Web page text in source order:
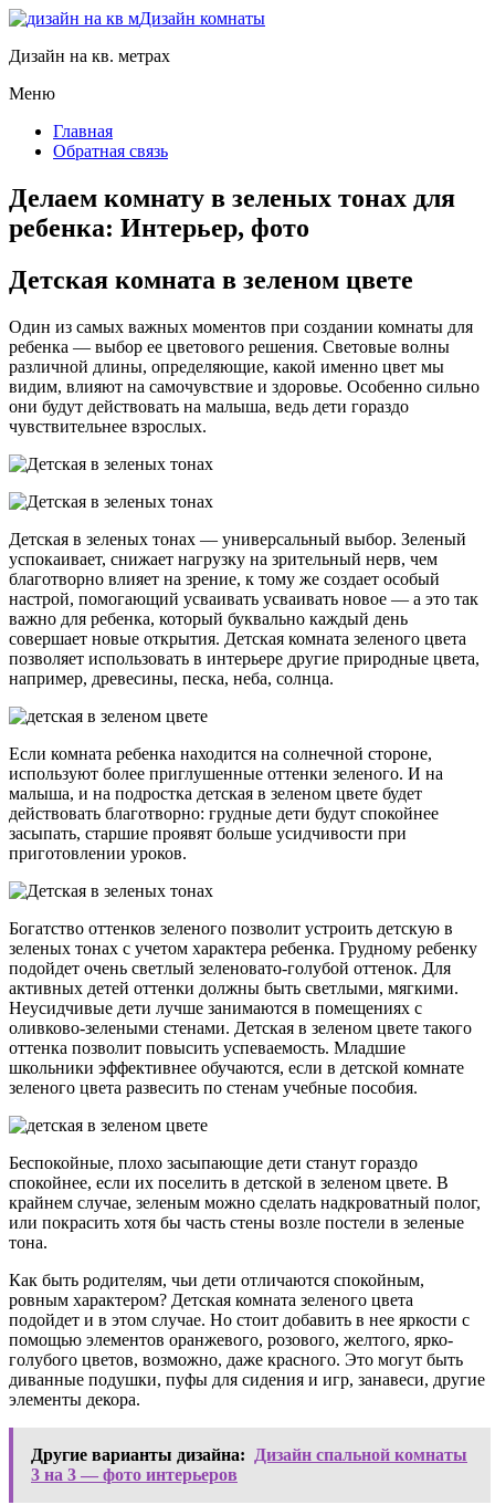
Дизайн комнаты
Дизайн на кв. метрах
Меню
Главная
Обратная связь
Делаем комнату в зеленых тонах для
ребенка: Интерьер, фото
Детская комната в зеленом цвете
Один из самых важных моментов при создании комнаты для
ребенка — выбор ее цветового решения. Световые волны
различной длины, определяющие, какой именно цвет мы
видим, влияют на самочувствие и здоровье. Особенно сильно
они будут действовать на малыша, ведь дети гораздо
чувствительнее взрослых.
Детская в зеленых тонах — универсальный выбор. Зеленый
успокаивает, снижает нагрузку на зрительный нерв, чем
благотворно влияет на зрение, к тому же создает особый
настрой, помогающий усваивать усваивать новое — а это так
важно для ребенка, который буквально каждый день
совершает новые открытия. Детская комната зеленого цвета
позволяет использовать в интерьере другие природные цвета,
например, древесины, песка, неба, солнца.
Если комната ребенка находится на солнечной стороне,
используют более приглушенные оттенки зеленого. И на
малыша, и на подростка детская в зеленом цвете будет
действовать благотворно: грудные дети будут спокойнее
засыпать, старшие проявят больше усидчивости при
приготовлении уроков.
Богатство оттенков зеленого позволит устроить детскую в
зеленых тонах с учетом характера ребенка. Грудному ребенку
подойдет очень светлый зеленовато-голубой оттенок. Для
активных детей оттенки должны быть светлыми, мягкими.
Неусидчивые дети лучше занимаются в помещениях с
оливково-зелеными стенами. Детская в зеленом цвете такого
оттенка позволит повысить успеваемость. Младшие
школьники эффективнее обучаются, если в детской комнате
зеленого цвета развесить по стенам учебные пособия.
Беспокойные, плохо засыпающие дети станут гораздо
спокойнее, если их поселить в детской в зеленом цвете. В
крайнем случае, зеленым можно сделать надкроватный полог,
или покрасить хотя бы часть стены возле постели в зеленые
тона.
Как быть родителям, чьи дети отличаются спокойным,
ровным характером? Детская комната зеленого цвета
подойдет и в этом случае. Но стоит добавить в нее яркости с
помощью элементов оранжевого, розового, желтого, ярко-
голубого цветов, возможно, даже красного. Это могут быть
диванные подушки, пуфы для сидения и игр, занавеси, другие
элементы декора.
Другие варианты дизайна:
Дизайн спальной комнаты
3 на 3 — фото интерьеров